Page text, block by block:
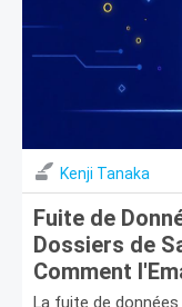
Kenji Tanaka
Fuite de
Dossiers de
Comment
Identité
La fuite de données